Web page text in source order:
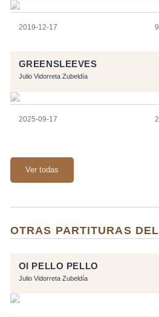
2019-12-17
GREENSLEEVES
Julio Vidorreta Zubeldía
2025-09-17
Ver todas
OTRAS PARTITURAS
OI PELLO PELLO
Julio Vidorreta Zubeldía